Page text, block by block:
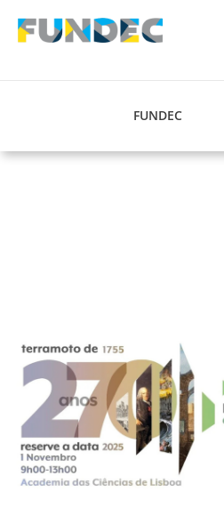
FUNDEC